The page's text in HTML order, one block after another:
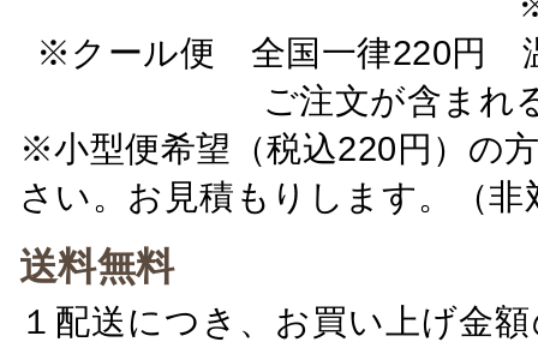
※クール便 全国一律220円
ご注文が含ま
※小型便希望（税込220円）の
さい。お見積もりします。（非
送料無料
１配送につき、お買い上げ金